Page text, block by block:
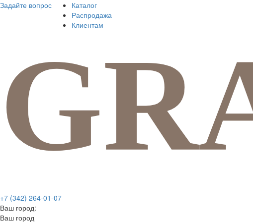
Задайте вопрос
Каталог
Распродажа
Клиентам
+7 (342) 264-01-07
Ваш город:
Ваш город